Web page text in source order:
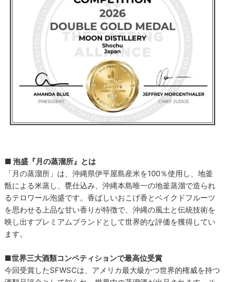
■ 泡盛『月の蒸溜所』とは
「月の蒸溜所」は、沖縄県伊平屋島産米を100％使用し、地釜
甑による米蒸し、甕仕込み、沖縄本島唯一の地釜蒸溜で造られ
るテロワール泡盛です。香ばしいおこげ香とベイクドフルーツ
を思わせる上品な甘い香りが特徴で、沖縄の風土と伝統技術を
映し出すプレミアムブランドとして世界的な評価を獲得してい
ます。
■世界三大酒類コンペティションで最高位受賞
今回受賞したSFWSCは、アメリカ最大級かつ世界的権威を持つ